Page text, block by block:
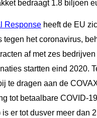
bedraagt 1.8 biljoen
Response heeft de EU
het coronavirus,
af met zes
startten eind 2020.
te dragen aan de
tot betaalbare COVID-
er tot dusver meer dan